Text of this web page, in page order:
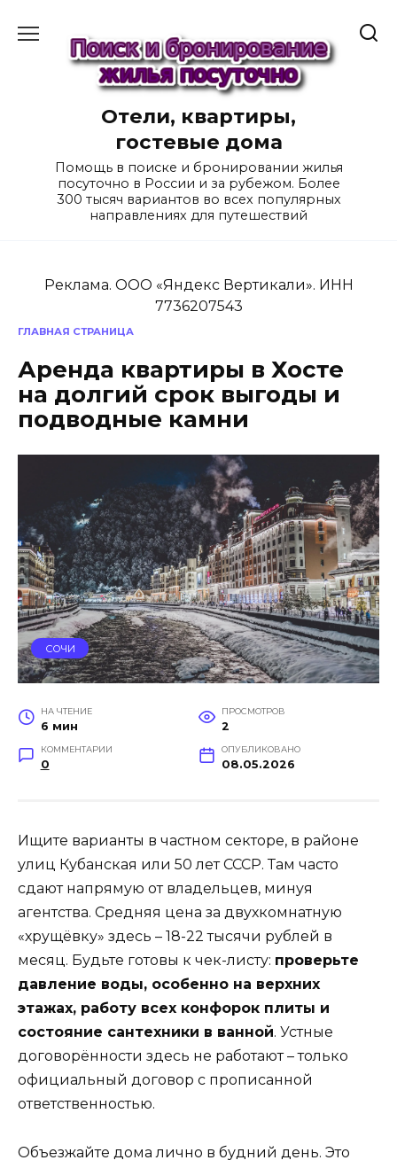
содержанию
Отели, квартиры,
гостевые дома
Помощь в поиске и бронировании жилья
посуточно в России и за рубежом. Более
300 тысяч вариантов во всех популярных
направлениях для путешествий
Реклама. ООО «Яндекс Вертикали». ИНН
7736207543
ГЛАВНАЯ СТРАНИЦА
Аренда квартиры в Хосте
на долгий срок выгоды и
подводные камни
СОЧИ
НА ЧТЕНИЕ
6 мин
ПРОСМОТРОВ
2
КОММЕНТАРИИ
0
ОПУБЛИКОВАНО
08.05.2026
Ищите варианты в частном секторе, в районе
улиц Кубанская или 50 лет СССР. Там часто
сдают напрямую от владельцев, минуя
агентства. Средняя цена за двухкомнатную
«хрущёвку» здесь – 18-22 тысячи рублей в
месяц. Будьте готовы к чек-листу: проверьте
давление воды, особенно на верхних
этажах, работу всех конфорок плиты и
состояние сантехники в ванной. Устные
договорённости здесь не работают – только
официальный договор с прописанной
ответственностью.
Объезжайте дома лично в будний день. Это